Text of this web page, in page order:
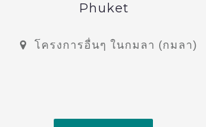
Phuket
โครงการอื่นๆ ในกมลา (กมลา)